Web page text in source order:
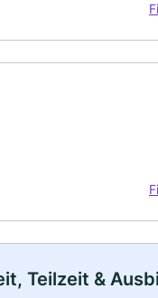
Teilzeit &